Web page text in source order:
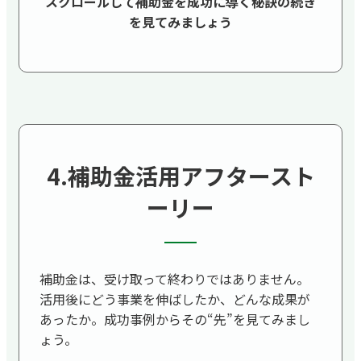
を見てみましょう
4.補助金活用アフタースト
ーリー
補助金は、受け取って終わりではありません。
活用後にどう事業を伸ばしたか、どんな成果が
あったか。成功事例からその“先”を見てみまし
ょう。